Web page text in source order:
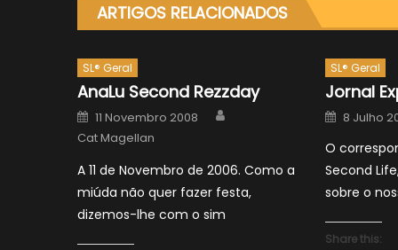
ARTIGOS RELACIONADOS
SL® Geral
AnaLu Second Rezzday
Posted
on
11 Novembro 2008
Cat Magellan
A 11 de Novembro de 2006. Como a
miúda não quer fazer festa,
dizemos-lhe com o sim
SL® Geral
Jornal
Posted
on
8 Julho
O
Second
sobre o
Share this: